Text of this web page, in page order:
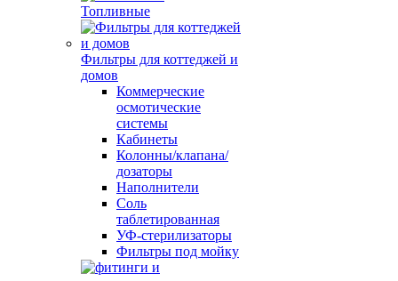
Топливные
Фильтры для коттеджей и
домов
Коммерческие
осмотические
системы
Кабинеты
Колонны/клапана/
дозаторы
Наполнители
Соль
таблетированная
УФ-стерилизаторы
Фильтры под мойку